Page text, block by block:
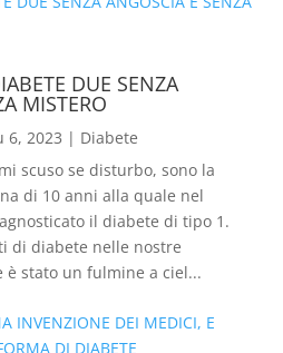
DUE SENZA
MISTERO
6, 2023 | Diabete
scuso se disturbo, sono la
di 10 anni alla quale nel
il diabete di tipo 1.
di diabete nelle nostre
stato un fulmine a ciel...